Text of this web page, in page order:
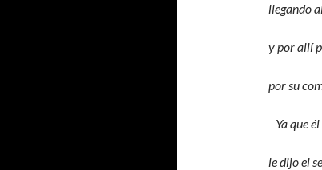
llegando
y por allí
por su
Ya que
le dijo el